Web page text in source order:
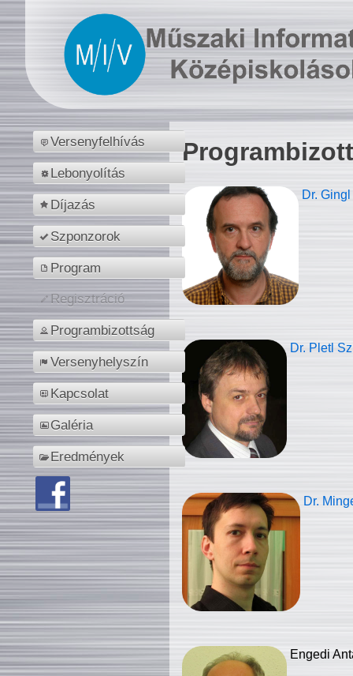
Versenyfelhívás
Lebonyolítás
Díjazás
Szponzorok
Program
Regisztráció
Programbizottság
Versenyhelyszín
Kapcsolat
Galéria
Eredmények
Dr.
Dr. Pletl
Dr.
Engedi